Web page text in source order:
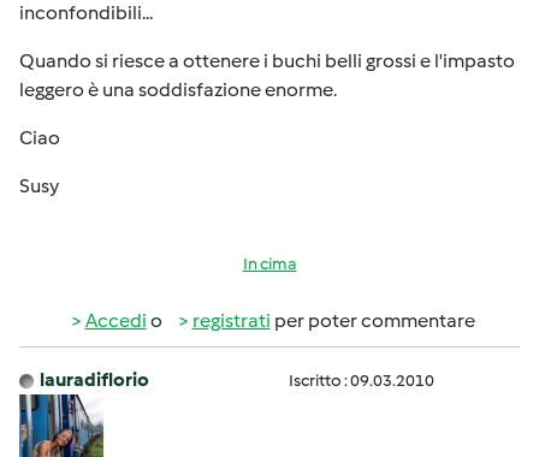
inconfondibili...
Quando si riesce a ottenere i buchi belli grossi e l'impasto
leggero è una soddisfazione enorme.
Ciao
Susy
In cima
Accedi o registrati per poter commentare
lauradiflorio Iscritto : 09.03.2010